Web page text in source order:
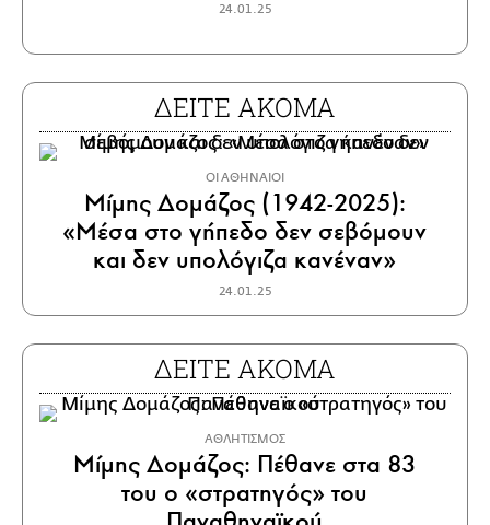
24.01.25
ΔΕΙΤΕ ΑΚΟΜΑ
ΟΙ ΑΘΗΝΑΙΟΙ
Μίμης Δομάζος (1942-2025):
«Μέσα στο γήπεδο δεν σεβόμουν
και δεν υπολόγιζα κανέναν»
24.01.25
ΔΕΙΤΕ ΑΚΟΜΑ
ΑΘΛΗΤΙΣΜΟΣ
Μίμης Δομάζος: Πέθανε στα 83
του ο «στρατηγός» του